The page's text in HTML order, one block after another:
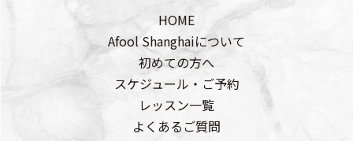
HOME
Afool Shanghaiについて
初めての方へ
スケジュール・ご予約
レッスン一覧
よくあるご質問